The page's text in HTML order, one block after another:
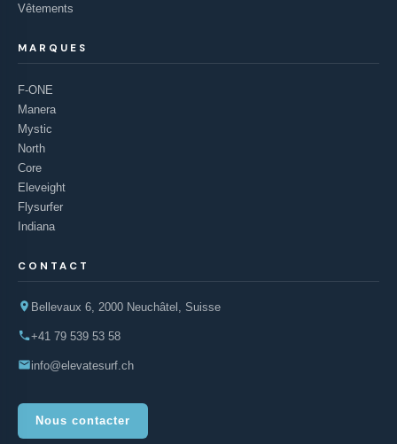
Vêtements
MARQUES
F-ONE
Manera
Mystic
North
Core
Eleveight
Flysurfer
Indiana
CONTACT
Bellevaux 6, 2000 Neuchâtel, Suisse
+41 79 539 53 58
info@elevatesurf.ch
Nous contacter